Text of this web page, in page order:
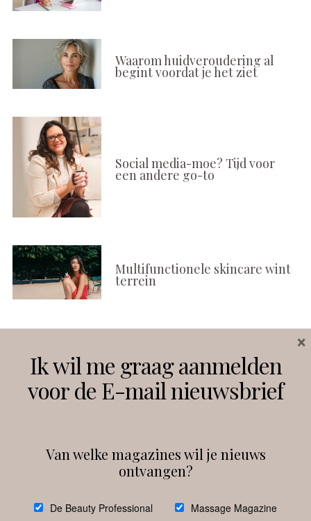
Waarom huidveroudering al
begint voordat je het ziet
Social media-moe? Tijd voor
een andere go-to
Multifunctionele skincare wint
terrein
Instagram Facebook
debeautyprofessional
Ik wil me graag aanmelden
voor de E-mail nieuwsbrief
Van welke magazines wil je nieuws
ontvangen?
De Beauty Professional Massage Magazine
×